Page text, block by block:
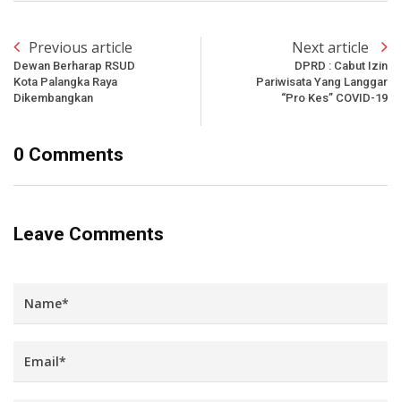
Previous article
Dewan Berharap RSUD
Kota Palangka Raya
Dikembangkan
Next article
DPRD : Cabut Izin
Pariwisata Yang Langgar
“Pro Kes” COVID-19
0 Comments
Leave Comments